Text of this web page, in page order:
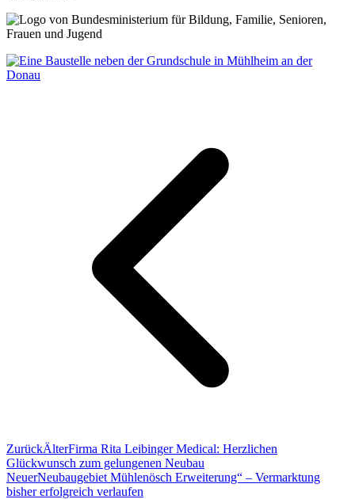
ZurückÄlterFirma Rita Leibinger Medical: Herzlichen
Glückwunsch zum gelungenen Neubau
NeuerNeubaugebiet Mühlenösch Erweiterung“ – Vermarktung
bisher erfolgreich verlaufen